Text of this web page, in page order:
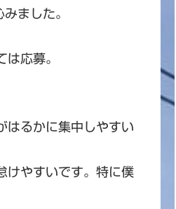
ました。
応募。
はるかに集中しやすい
けやすいです。特に僕